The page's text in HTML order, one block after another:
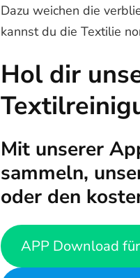
Dazu weichen die
kannst du die Textilie
Hol dir
Mit unserer
sammeln,
oder den
APP Download